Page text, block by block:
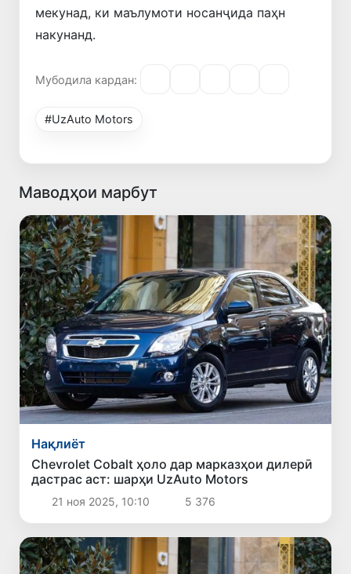
мекунад, ки маълумоти носанҷида паҳн
накунанд.
Мубодила кардан:
#UzAuto Motors
Маводҳои марбут
Нақлиёт
Chevrolet Cobalt ҳоло дар марказҳои дилерӣ
дастрас аст: шарҳи UzAuto Motors
21 ноя 2025, 10:10 5 376